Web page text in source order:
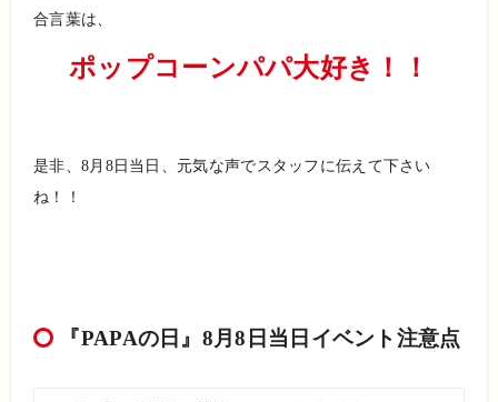
合言葉は、
ポップコーンパパ大好き！！
是非、8月8日当日、元気な声でスタッフに伝えて下さい
ね！！
『PAPAの日』8月8日当日イベント注意点